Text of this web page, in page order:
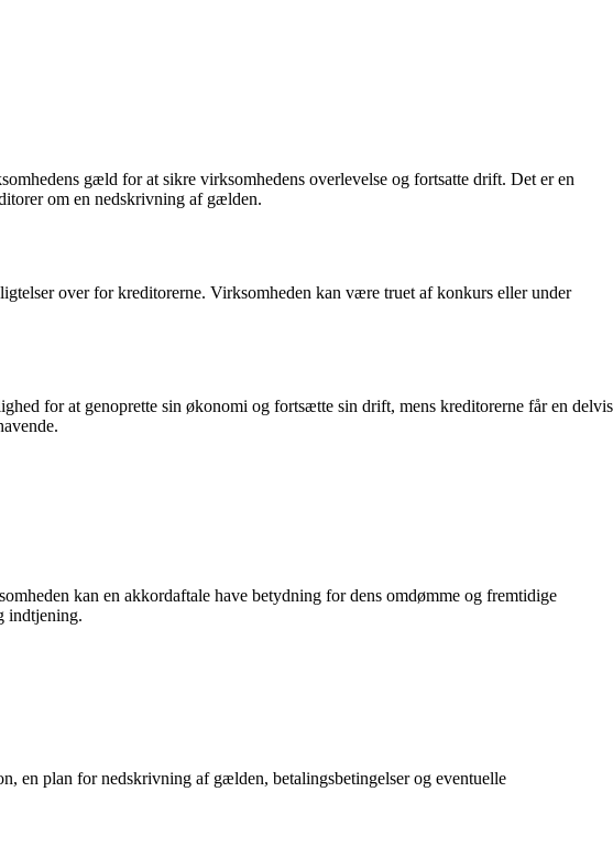
gæld for at sikre virksomhedens overlevelse og fortsatte drift. Det er en
om en nedskrivning af gælden.
over for kreditorerne. Virksomheden kan være truet af konkurs eller under
for at genoprette sin økonomi og fortsætte sin drift, mens kreditorerne får en delvis
kan en akkordaftale have betydning for dens omdømme og fremtidige
indtjening.
en plan for nedskrivning af gælden, betalingsbetingelser og eventuelle